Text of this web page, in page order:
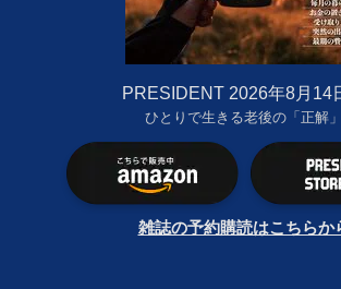
PRESIDENT 2026年8月14
ひとりで生きる老後の「正解」
雑誌の予約購読はこちらか